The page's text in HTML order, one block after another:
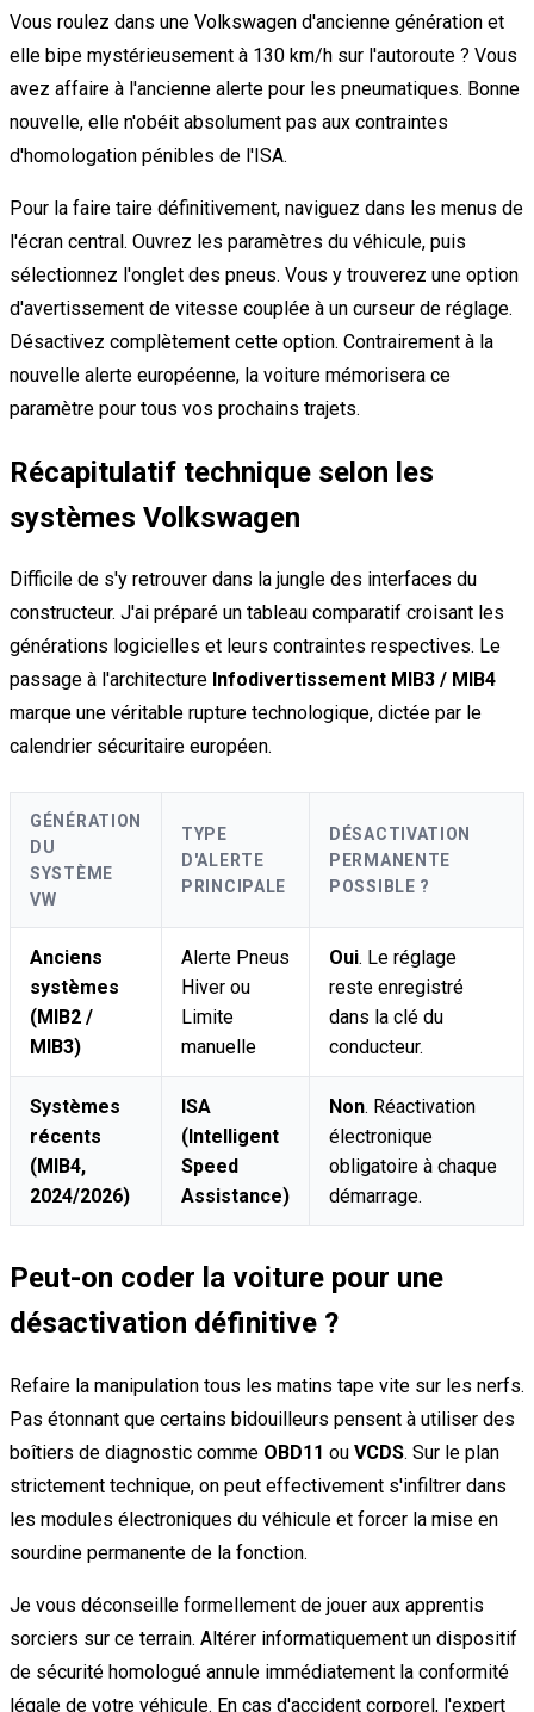
Vous roulez dans une Volkswagen d'ancienne génération et
elle bipe mystérieusement à 130 km/h sur l'autoroute ? Vous
avez affaire à l'ancienne alerte pour les pneumatiques. Bonne
nouvelle, elle n'obéit absolument pas aux contraintes
d'homologation pénibles de l'ISA.
Pour la faire taire définitivement, naviguez dans les menus de
l'écran central. Ouvrez les paramètres du véhicule, puis
sélectionnez l'onglet des pneus. Vous y trouverez une option
d'avertissement de vitesse couplée à un curseur de réglage.
Désactivez complètement cette option. Contrairement à la
nouvelle alerte européenne, la voiture mémorisera ce
paramètre pour tous vos prochains trajets.
Récapitulatif technique selon les
systèmes Volkswagen
Difficile de s'y retrouver dans la jungle des interfaces du
constructeur. J'ai préparé un tableau comparatif croisant les
générations logicielles et leurs contraintes respectives. Le
passage à l'architecture Infodivertissement MIB3 / MIB4
marque une véritable rupture technologique, dictée par le
calendrier sécuritaire européen.
GÉNÉRATION
DU
SYSTÈME
VW
TYPE
D'ALERTE
PRINCIPALE
DÉSACTIVATION
PERMANENTE
POSSIBLE ?
Anciens
systèmes
(MIB2 /
MIB3)
Alerte Pneus
Hiver ou
Limite
manuelle
Oui. Le réglage
reste enregistré
dans la clé du
conducteur.
Systèmes
récents
(MIB4,
2024/2026)
ISA
(Intelligent
Speed
Assistance)
Non. Réactivation
électronique
obligatoire à chaque
démarrage.
Peut-on coder la voiture pour une
désactivation définitive ?
Refaire la manipulation tous les matins tape vite sur les nerfs.
Pas étonnant que certains bidouilleurs pensent à utiliser des
boîtiers de diagnostic comme OBD11 ou VCDS. Sur le plan
strictement technique, on peut effectivement s'infiltrer dans
les modules électroniques du véhicule et forcer la mise en
sourdine permanente de la fonction.
Je vous déconseille formellement de jouer aux apprentis
sorciers sur ce terrain. Altérer informatiquement un dispositif
de sécurité homologué annule immédiatement la conformité
légale de votre véhicule. En cas d'accident corporel, l'expert